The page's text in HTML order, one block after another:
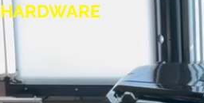
HARDWARE